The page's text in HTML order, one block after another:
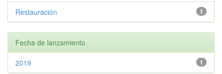
1
Restauración
Fecha de lanzamiento
1
2019